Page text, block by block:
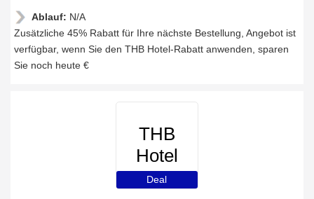
Ablauf: N/A
Zusätzliche 45% Rabatt für Ihre nächste Bestellung, Angebot ist
verfügbar, wenn Sie den THB Hotel-Rabatt anwenden, sparen
Sie noch heute €
THB
Hotel
Deal